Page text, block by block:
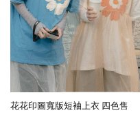
花花印圖寬版短袖上衣 四色售